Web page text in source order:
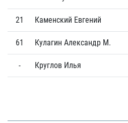
21 Каменский Евгений
61 Кулагин Александр М.
- Круглов Илья